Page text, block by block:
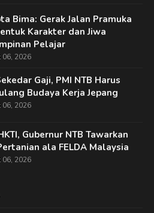
Bima: Gerak Jalan Pramuka
Karakter dan Jiwa
Pelajar
2026
Gaji, PMI NTB Harus
Budaya Kerja Jepang
2026
Gubernur NTB Tawarkan
ala FELDA Malaysia
2026